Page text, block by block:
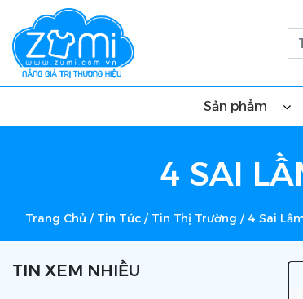
Sản phẩm
4 SAI
Trang Chủ / Tin Tức / Tin Thị Trường / 4 Sai
TIN XEM NHIỀU